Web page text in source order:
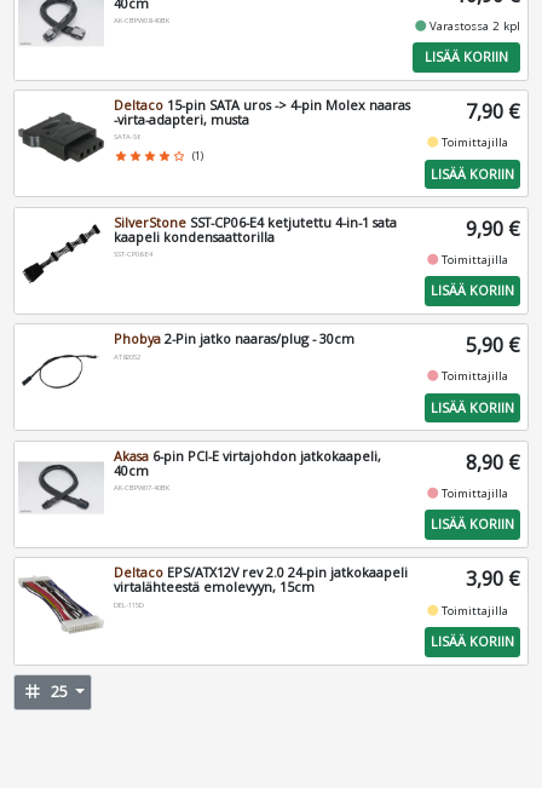
AK-CBPW08-40BK fiber_manual_recordVarastossa 2 kpl
LISÄÄ KORIIN
Deltaco 15-pin SATA uros -> 4-pin Molex naaras
-virta-adapteri, musta
SATA-S6
star star star star star_border (1)
7,90 €
fiber_manual_recordToimittajilla
LISÄÄ KORIIN
SilverStone SST-CP06-E4 ketjutettu 4-in-1 sata
kaapeli kondensaattorilla
SST-CP06-E4
9,90 €
fiber_manual_recordToimittajilla
LISÄÄ KORIIN
Phobya 2-Pin jatko naaras/plug - 30cm
AT82052 5,90 €
fiber_manual_recordToimittajilla
LISÄÄ KORIIN
Akasa 6-pin PCI-E virtajohdon jatkokaapeli,
40cm
AK-CBPW07-40BK
8,90 €
fiber_manual_recordToimittajilla
LISÄÄ KORIIN
Deltaco EPS/ATX12V rev 2.0 24-pin jatkokaapeli
virtalähteestä emolevyyn, 15cm
DEL-115D
3,90 €
fiber_manual_recordToimittajilla
LISÄÄ KORIIN
tag 25